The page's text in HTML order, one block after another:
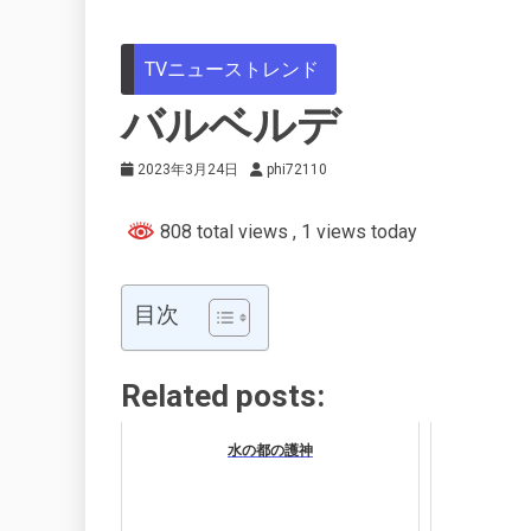
TVニューストレンド
バルベルデ
2023年3月24日 phi72110
808 total views , 1 views today
目次
Related posts:
水の都の護神